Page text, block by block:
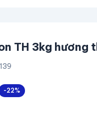
TH 3kg hương
-22%